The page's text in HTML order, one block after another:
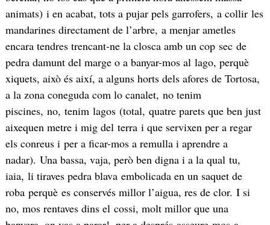
animats) i en acabat, tots a pujar pels garrofers, a collir les
mandarines directament de l’arbre, a menjar ametles
encara tendres trencant-ne la closca amb un cop sec de
pedra damunt del marge o a banyar-mos al lago, perquè
xiquets, això és així, a alguns horts dels afores de Tortosa,
a la zona coneguda com lo canalet, no tenim
piscines, no, tenim lagos (total, quatre parets que ben just
aixequen metre i mig del terra i que servixen per a regar
els conreus i per a ficar-mos a remulla i aprendre a
nadar). Una bassa, vaja, però ben digna i a la qual tu,
iaia, li tiraves pedra blava embolicada en un saquet de
roba perquè es conservés millor l’aigua, res de clor. I si
no, mos rentaves dins el cossi, molt millor que una